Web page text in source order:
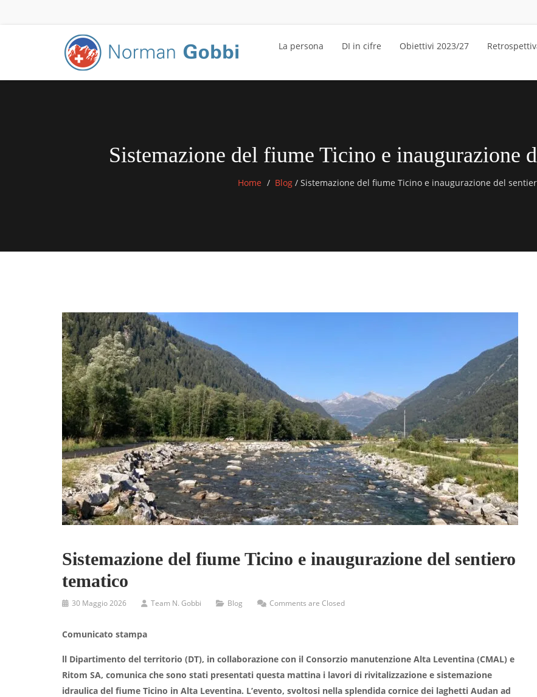
La persona DI in cifre Obiettivi 2023/27
Sistemazione del fiume Ticino e inaugurazione
Home Blog / Sistemazione del fiume Ticino e inaugurazione del
Sistemazione del fiume Ticino e inaugurazione del sentiero
tematico
30 Maggio 2026 Team N. Gobbi Blog Comments are Closed
Comunicato stampa
ll Dipartimento del territorio (DT), in collaborazione con il Consorzio manutenzione Alta Leventina (CMAL) e
Ritom SA, comunica che sono stati presentati questa mattina i lavori di rivitalizzazione e sistemazione
idraulica del fiume Ticino in Alta Leventina. L’evento, svoltosi nella splendida cornice dei laghetti Audan ad